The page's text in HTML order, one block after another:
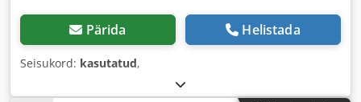
Pärida Helistada
Seisukord: kasutatud,